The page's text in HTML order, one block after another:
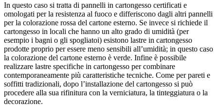
In questo caso si tratta di pannelli in cartongesso certificati e
omologati per la resistenza al fuoco e differiscono dagli altri pannelli
per la colorazione rossa del cartone esterno. Se invece si richiede il
cartongesso in locali che hanno un alto grado di umidità (per
esempio i bagni o gli spogliatoi) esistono lastre in cartongesso
prodotte proprio per essere meno sensibili all’umidità; in questo caso
la colorazione del cartone esterno è verde. Infine è possibile
realizzare lastre specifiche in cartongesso per combinare
contemporaneamente più caratteristiche tecniche. Come per pareti e
soffitti tradizionali, dopo l’installazione del cartongesso si può
procedere alla sua rifinitura con la verniciatura, la tinteggiatura o la
decorazione.